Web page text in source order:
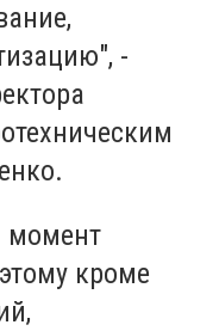
-
момент
кроме